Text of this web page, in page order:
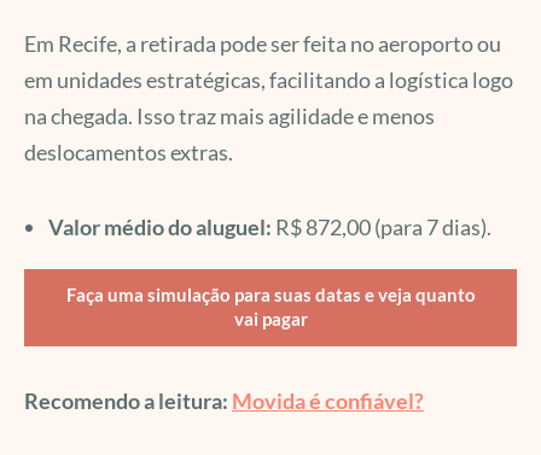
Em Recife, a retirada pode ser feita no aeroporto ou
em unidades estratégicas, facilitando a logística logo
na chegada. Isso traz mais agilidade e menos
deslocamentos extras.
Valor médio do aluguel: R$ 872,00 (para 7 dias).
Faça uma simulação para suas datas e veja quanto
vai pagar
Recomendo a leitura: Movida é confiável?